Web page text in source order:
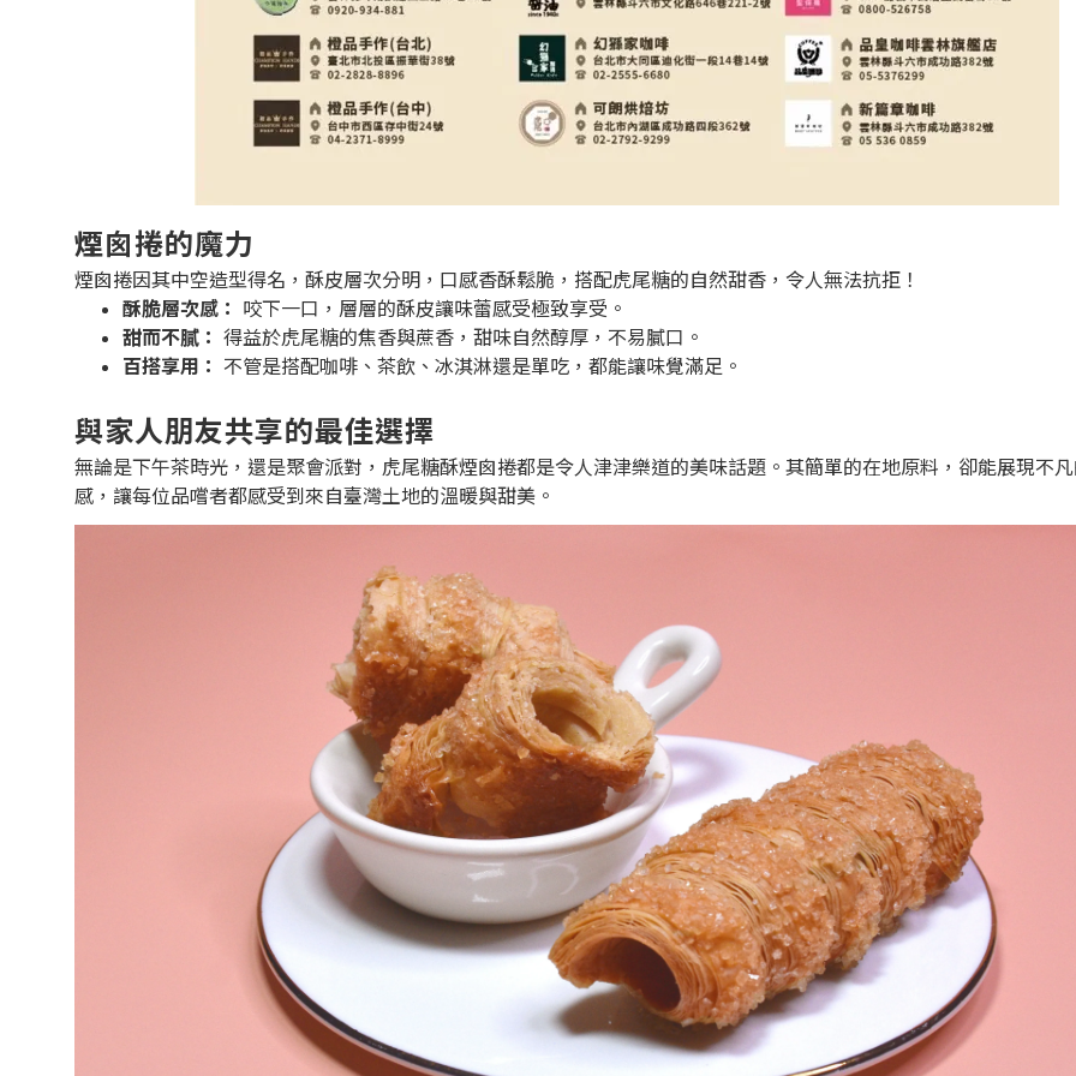
煙囪捲的魔力
煙囪捲因其中空造型得名，酥皮層次分明，口感香酥鬆脆，搭配虎尾糖的自然甜香，令人無法抗拒！
酥脆層次感： 咬下一口，層層的酥皮讓味蕾感受極致享受。
甜而不膩： 得益於虎尾糖的焦香與蔗香，甜味自然醇厚，不易膩口。
百搭享用： 不管是搭配咖啡、茶飲、冰淇淋還是單吃，都能讓味覺滿足。
與家人朋友共享的最佳選擇
無論是下午茶時光，還是聚會派對，虎尾糖酥煙囪捲都是令人津津樂道的美味話題。其簡單的在地原料，卻能展現不
感，讓每位品嚐者都感受到來自臺灣土地的溫暖與甜美。